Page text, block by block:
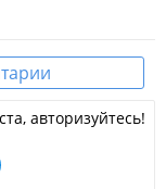
авторизуйтесь!